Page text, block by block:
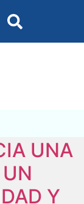
UNA
Y